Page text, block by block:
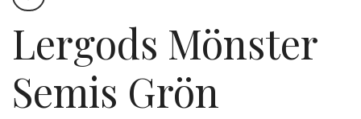
Lergods Mönster
Semis Grön